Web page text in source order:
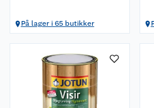
På lager i 65 butikker